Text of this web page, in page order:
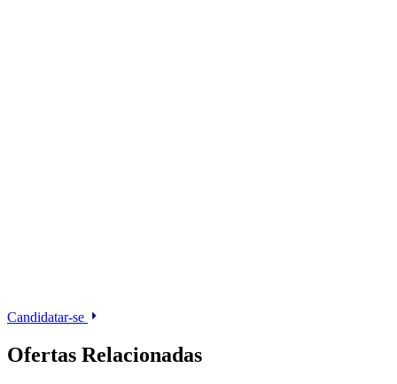
Candidatar-se
Ofertas Relacionadas